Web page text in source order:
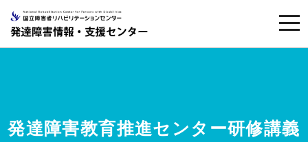
発達障害教育推進センター研修講義